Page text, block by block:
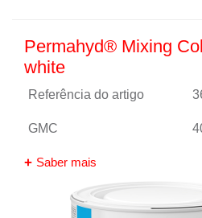
Permahyd® Mixing
white
Referência do artigo
GMC
Saber mais